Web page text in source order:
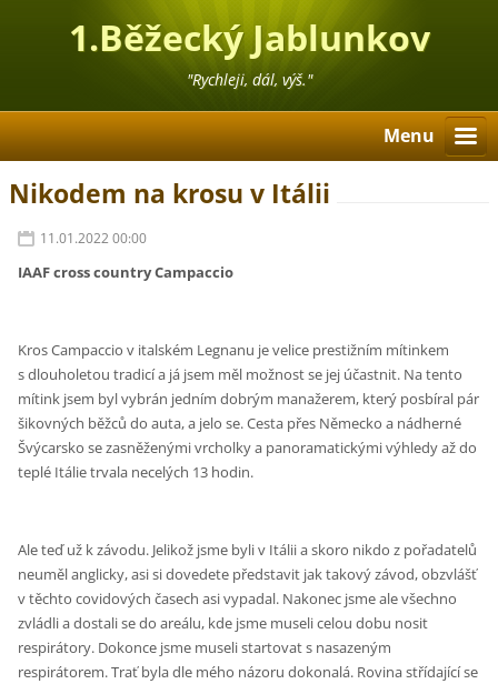
1.Běžecký Jablunkov
"Rychleji, dál, výš."
Menu
Nikodem na krosu v Itálii
11.01.2022 00:00
IAAF cross country Campaccio
Kros Campaccio v italském Legnanu je velice prestižním mítinkem
s dlouholetou tradicí a já jsem měl možnost se jej účastnit. Na tento
mítink jsem byl vybrán jedním dobrým manažerem, který posbíral pár
šikovných běžců do auta, a jelo se. Cesta přes Německo a nádherné
Švýcarsko se zasněženými vrcholky a panoramatickými výhledy až do
teplé Itálie trvala necelých 13 hodin.
Ale teď už k závodu. Jelikož jsme byli v Itálii a skoro nikdo z pořadatelů
neuměl anglicky, asi si dovedete představit jak takový závod, obzvlášť
v těchto covidových časech asi vypadal. Nakonec jsme ale všechno
zvládli a dostali se do areálu, kde jsme museli celou dobu nosit
respirátory. Dokonce jsme museli startovat s nasazeným
respirátorem. Trať byla dle mého názoru dokonalá. Rovina střídající se